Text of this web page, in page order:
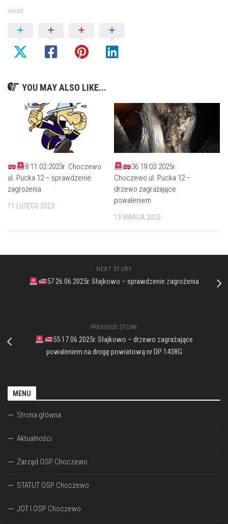
SHARE
YOU MAY ALSO LIKE...
8 11.02.2023r. Choczewo
ul. Pucka 12 – sprawdzenie
zagrożenia
11 LUTEGO 2023
36 19.03.2025r.
Choczewo ul. Pucka 12 –
drzewo zagrażające
powaleniem
19 MARCA 2025
NEXT STORY
57 26.06.2025r. Słajkowo – sprawdzenie zagrożenia
PREVIOUS STORY
55 17.06.2025r. Słajkowo – drzewo zagrażające
powaleniem na drogę powiatową nr DP 1438G
MENU
Strona główna
Aktualności
Zarząd OSP Choczewo
STATUT OSP Choczewo
JOT I OSP Choczewo